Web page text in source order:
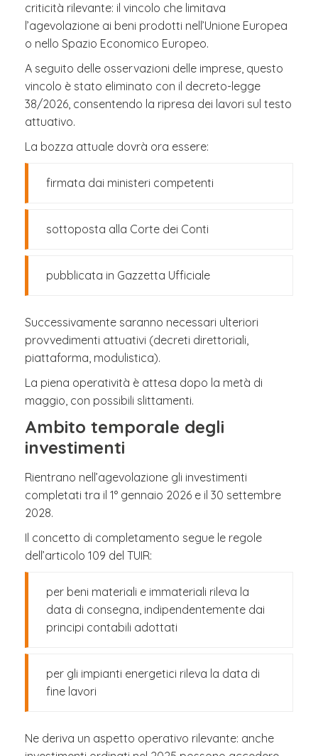
criticità rilevante: il vincolo che limitava
l’agevolazione ai beni prodotti nell’Unione Europea
o nello Spazio Economico Europeo.
A seguito delle osservazioni delle imprese, questo
vincolo è stato eliminato con il decreto-legge
38/2026, consentendo la ripresa dei lavori sul testo
attuativo.
La bozza attuale dovrà ora essere:
firmata dai ministeri competenti
sottoposta alla Corte dei Conti
pubblicata in Gazzetta Ufficiale
Successivamente saranno necessari ulteriori
provvedimenti attuativi (decreti direttoriali,
piattaforma, modulistica).
La piena operatività è attesa dopo la metà di
maggio, con possibili slittamenti.
Ambito temporale degli
investimenti
Rientrano nell’agevolazione gli investimenti
completati tra il 1° gennaio 2026 e il 30 settembre
2028.
Il concetto di completamento segue le regole
dell’articolo 109 del TUIR:
per beni materiali e immateriali rileva la
data di consegna, indipendentemente dai
principi contabili adottati
per gli impianti energetici rileva la data di
fine lavori
Ne deriva un aspetto operativo rilevante: anche